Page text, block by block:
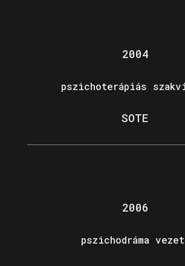
2004
pszichoterápiás
SOTE
2006
pszichodráma